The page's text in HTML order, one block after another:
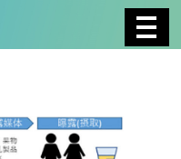
複合領域